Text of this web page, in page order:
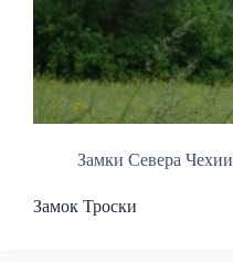
Замки Севера Чехии
Замок Троски